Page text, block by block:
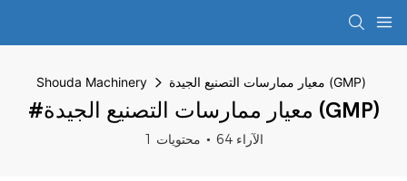
Shouda Machinery معيار ممارسات التصنيع الجيدة (GMP)
#معيار ممارسات التصنيع الجيدة (GMP)
1 محتويات 64 الآراء